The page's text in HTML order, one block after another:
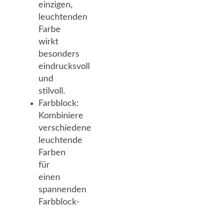
einzigen,
leuchtenden
Farbe
wirkt
besonders
eindrucksvoll
und
stilvoll.
Farbblock:
Kombiniere
verschiedene
leuchtende
Farben
für
einen
spannenden
Farbblock-